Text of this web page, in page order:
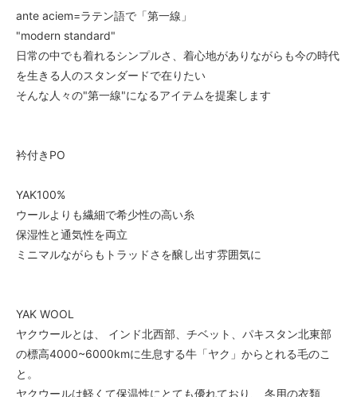
ante aciem=ラテン語で「第一線」
"modern standard"
日常の中でも着れるシンプルさ、着心地がありながらも今の時代
を生きる人のスタンダードで在りたい
そんな人々の"第一線"になるアイテムを提案します
衿付きPO
YAK100%
ウールよりも繊細で希少性の高い糸
保湿性と通気性を両立
ミニマルながらもトラッドさを醸し出す雰囲気に
YAK WOOL
ヤクウールとは、 インド北西部、チベット、パキスタン北東部
の標高4000~6000kmに生息する牛「ヤク」からとれる毛のこ
と。
ヤクウールは軽くて保温性にとても優れており、 冬用の衣類、